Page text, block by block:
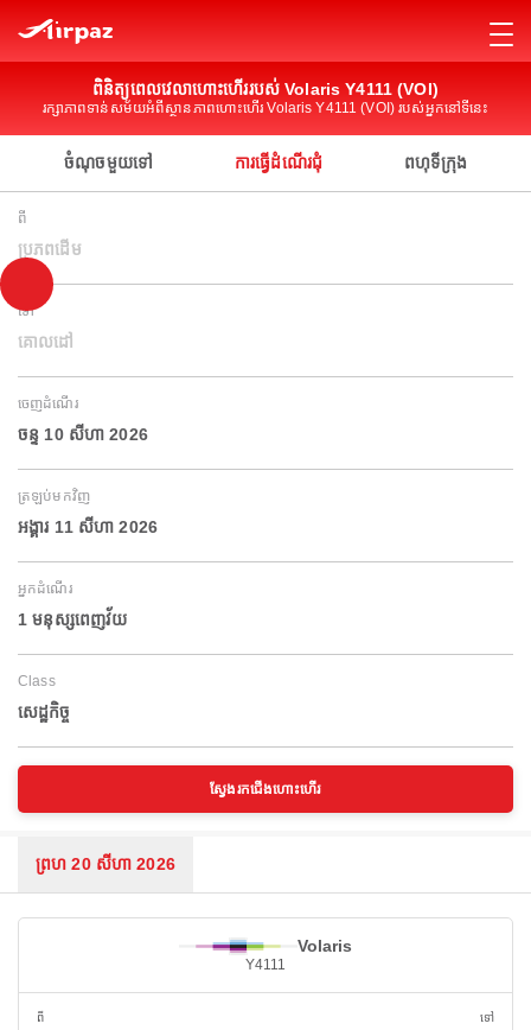
ពិនិត្យពេលវេលាហោះហើររបស់ Volaris Y4111 (VOI)
រក្សាភាពទាន់សម័យអំពីស្ថានភាពហោះហើរ Volaris Y4111 (VOI) របស់អ្នកនៅទីនេះ
ចំណុចមួយទៅ ការធ្វើដំណើរជុំ ពហុទីក្រុង
ពី
ប្រភពដើម
ទៅ
គោលដៅ
ចេញដំណើរ
ចន្ទ 10 សីហា 2026
ត្រឡប់មកវិញ
អង្គារ 11 សីហា 2026
អ្នកដំណើរ
1 មនុស្សពេញវ័យ
Class
សេដ្ឋកិច្ច
ស្វែងរកជើងហោះហើរ
ព្រហ 20 សីហា 2026
Volaris
Y4111
ពី
ទៅ